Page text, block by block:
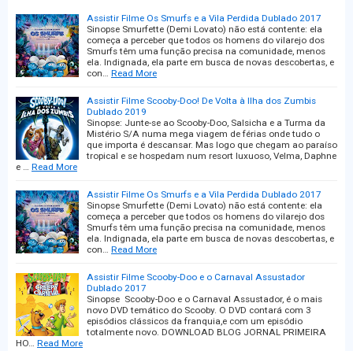
Assistir Filme Os Smurfs e a Vila Perdida Dublado 2017
Sinopse Smurfette (Demi Lovato) não está contente: ela
começa a perceber que todos os homens do vilarejo dos
Smurfs têm uma função precisa na comunidade, menos
ela. Indignada, ela parte em busca de novas descobertas, e
con…
Read More
Assistir Filme Scooby-Doo! De Volta à Ilha dos Zumbis
Dublado 2019
Sinopse: Junte-se ao Scooby-Doo, Salsicha e a Turma da
Mistério S/A numa mega viagem de férias onde tudo o
que importa é descansar. Mas logo que chegam ao paraíso
tropical e se hospedam num resort luxuoso, Velma, Daphne
e …
Read More
Assistir Filme Os Smurfs e a Vila Perdida Dublado 2017
Sinopse Smurfette (Demi Lovato) não está contente: ela
começa a perceber que todos os homens do vilarejo dos
Smurfs têm uma função precisa na comunidade, menos
ela. Indignada, ela parte em busca de novas descobertas, e
con…
Read More
Assistir Filme Scooby-Doo e o Carnaval Assustador
Dublado 2017
Sinopse Scooby-Doo e o Carnaval Assustador, é o mais
novo DVD temático do Scooby. O DVD contará com 3
episódios clássicos da franquia,e com um episódio
totalmente novo. DOWNLOAD BLOG JORNAL PRIMEIRA
HO…
Read More